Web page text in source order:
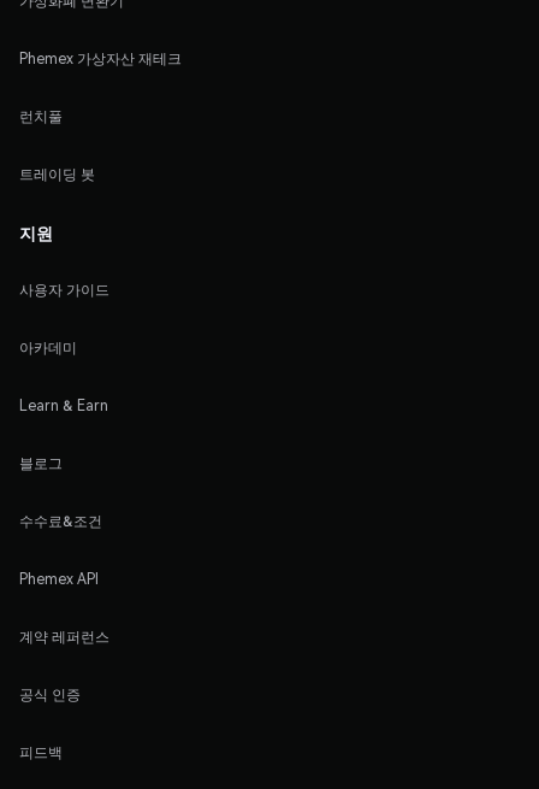
Phemex 가상자산 재테크
런치풀
트레이딩 봇
지원
사용자 가이드
아카데미
Learn & Earn
블로그
수수료&조건
Phemex API
계약 레퍼런스
공식 인증
피드백